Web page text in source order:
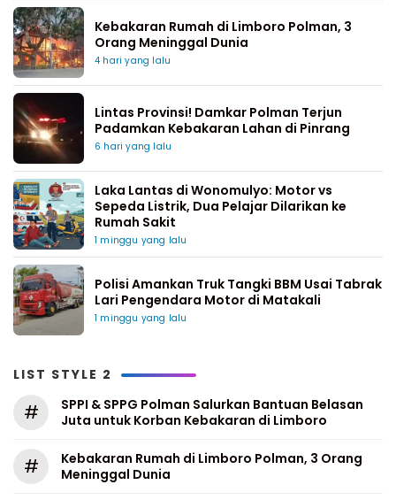
Kebakaran Rumah di Limboro Polman, 3
Orang Meninggal Dunia
4 hari yang lalu
Lintas Provinsi! Damkar Polman Terjun
Padamkan Kebakaran Lahan di Pinrang
6 hari yang lalu
Laka Lantas di Wonomulyo: Motor vs
Sepeda Listrik, Dua Pelajar Dilarikan ke
Rumah Sakit
1 minggu yang lalu
Polisi Amankan Truk Tangki BBM Usai Tabrak
Lari Pengendara Motor di Matakali
1 minggu yang lalu
LIST STYLE 2
#
SPPI & SPPG Polman Salurkan Bantuan Belasan
Juta untuk Korban Kebakaran di Limboro
#
Kebakaran Rumah di Limboro Polman, 3 Orang
Meninggal Dunia